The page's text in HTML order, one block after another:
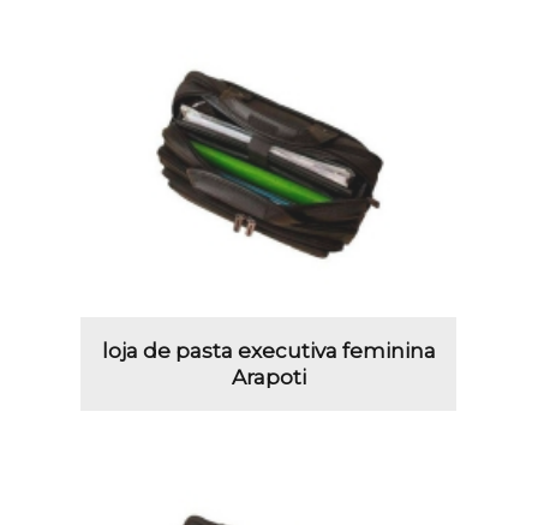
loja de pasta executiva feminina
Arapoti